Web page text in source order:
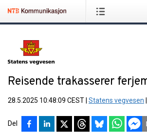
Reisende trakasserer
28.5.2025 10:48:09 CEST Statens vegvesen
Del